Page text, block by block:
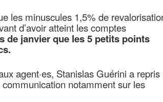
les minuscules 1,5% de
d’avoir atteint les comptes
de janvier que les 5 petits points
agent·es, Stanislas Guérini a repris
notamment sur les